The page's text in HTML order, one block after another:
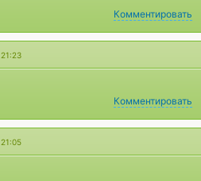
Комментировать
21:23
Комментировать
21:05